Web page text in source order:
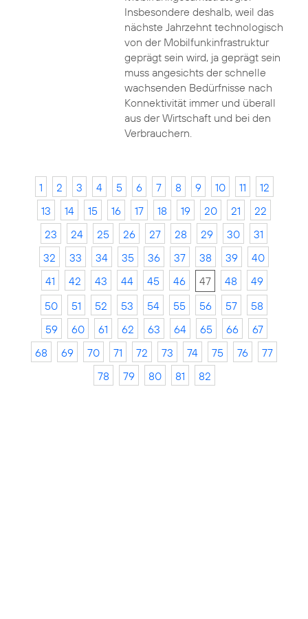
Insbesondere deshalb, weil das
nächste Jahrzehnt technologisch
von der Mobilfunkinfrastruktur
geprägt sein wird, ja geprägt sein
muss angesichts der schnelle
wachsenden Bedürfnisse nach
Konnektivität immer und überall
aus der Wirtschaft und bei den
Verbrauchern.
1 2 3 4 5 6 7 8 9 10 11
12
13
14 15 16 17 18 19 20 21
22
23
24 25 26 27 28 29 30
31
32
33 34 35 36 37 38 39
40
41
42 43 44 45 46 47 48
49
50
51 52 53 54 55 56 57
58
59
60 61 62 63 64 65 66
67
68
69 70 71 72 73 74 75 76
77
78
79 80 81 82